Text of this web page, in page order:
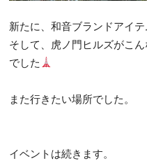
新たに、和音ブランドアイテ
そして、虎ノ門ヒルズがこ
でした
また行きたい場所でした。
イベントは続きます。